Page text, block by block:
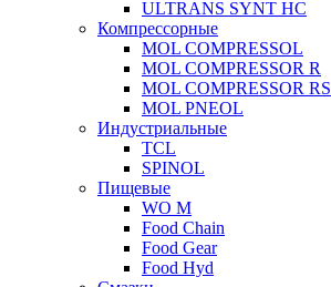
ULTRANS SYNT HC
Компрессорные
MOL COMPRESSOL
MOL COMPRESSOR R
MOL COMPRESSOR RS
MOL PNEOL
Индустриальные
TCL
SPINOL
Пищевые
WO M
Food Chain
Food Gear
Food Hyd